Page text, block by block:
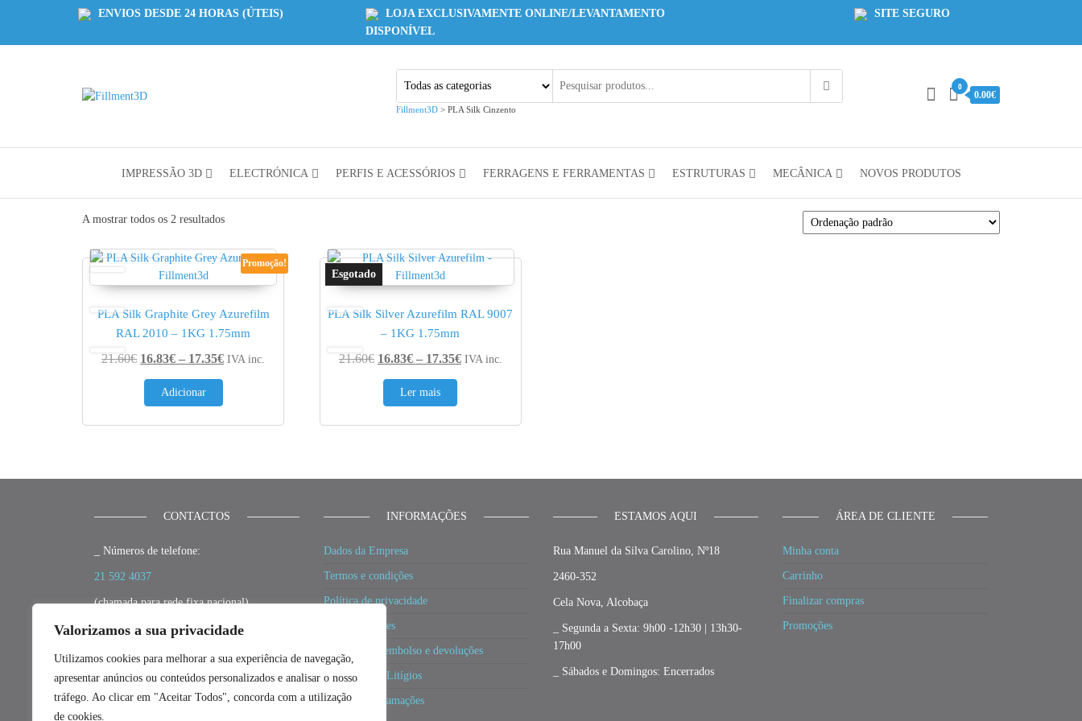
Valorizamos a sua privacidade
Utilizamos cookies para melhorar a sua experiência de navegação,
apresentar anúncios ou conteúdos personalizados e analisar o nosso
tráfego. Ao clicar em "Aceitar Todos", concorda com a utilização
de cookies.
ENVIOS DESDE 24 HORAS (ÚTEIS)
LOJA EXCLUSIVAMENTE ONLINE/LEVANTAMENTO
DISPONÍVEL
SITE SEGURO
3D
Fillment3D > PLA Silk Cinzento
0
0.00€
IMPRESSÃO 3D ELECTRÓNICA PERFIS E ACESSÓRIOS FERRAGENS E FERRAMENTAS ESTRUTURAS MECÂNICA NOVOS PRODUTOS
A mostrar todos os 2 resultados
Promoção!
PLA Silk Graphite Grey Azurefilm
RAL 2010 – 1KG 1.75mm
21.60€ 16.83€ – 17.35€Price range: 16.83€ through 17.35€
IVA inc.
Adicionar
PLA Silk Silver Azurefilm RAL 9007
– 1KG 1.75mm
21.60€ 16.83€ – 17.35€Price range: 16.83€ through 17.35€
IVA inc.
Ler mais
CONTACTOS
_ Números de telefone:
21 592 4037
(chamada para rede fixa nacional)
_ E-mail:
geral@fillment3d.pt
_ Redes Sociais:
INFORMAÇÕES
Dados da Empresa
Termos e condições
Política de privacidade
Política cookies
Política de reembolso e devoluções
Resolução de Litígios
Livro de Reclamações
ESTAMOS AQUI
Rua Manuel da Silva Carolino, Nº18
2460-352
Cela Nova, Alcobaça
_ Segunda a Sexta: 9h00 -12h30 | 13h30-
17h00
_ Sábados e Domingos: Encerrados
ÁREA DE CLIENTE
Minha conta
Carrinho
Finalizar compras
Promoções